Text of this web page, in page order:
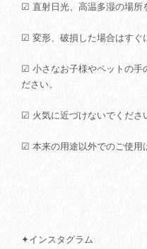
☑ 直射日光、高温多湿の場所
☑ 変形、破損した場合はすぐ
☑ 小さなお子様やペットの手
ださい。
☑ 火気に近づけないでくださ
☑ 本来の用途以外でのご使用
✦インスタグラム